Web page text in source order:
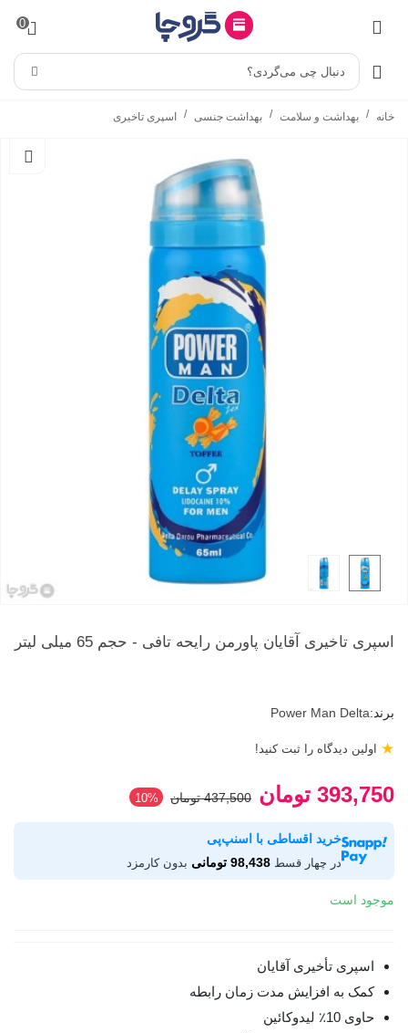
0
دنبال چی می‌گردی؟
خانه / بهداشت و سلامت / بهداشت جنسی / اسپری تاخیری
اسپری تاخیری آقایان پاورمن رایحه تافی - حجم 65 میلی لیتر
برند:Power Man Delta
اولین دیدگاه را ثبت کنید! ★
393,750 تومان 437,500 تومان ‎10%
خرید اقساطی با اسنپ‌پی
در چهار قسط 98,438 تومانی بدون کارمزد
موجود است
اسپری تأخیری آقایان
کمک به افزایش مدت زمان رابطه
حاوی 10٪ لیدوکائین